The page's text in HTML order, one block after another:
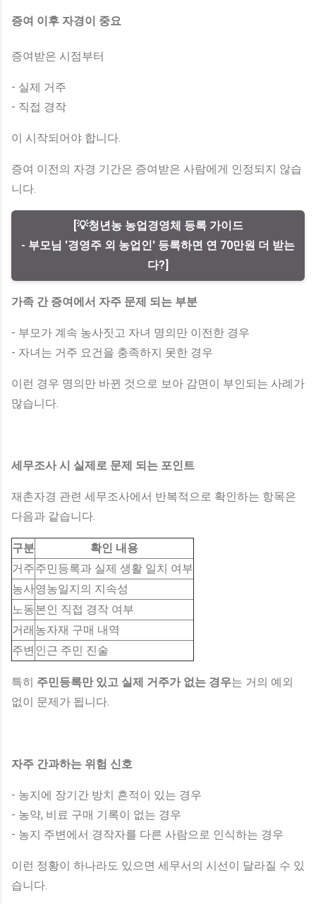
증여 이후 자경이 중요
증여받은 시점부터
- 실제 거주
- 직접 경작
이 시작되어야 합니다.
증여 이전의 자경 기간은 증여받은 사람에게 인정되지 않습
니다.
[💡청년농 농업경영체 등록 가이드
- 부모님 '경영주 외 농업인' 등록하면 연 70만원 더 받는
다?]
가족 간 증여에서 자주 문제 되는 부분
- 부모가 계속 농사짓고 자녀 명의만 이전한 경우
- 자녀는 거주 요건을 충족하지 못한 경우
이런 경우 명의만 바뀐 것으로 보아 감면이 부인되는 사례가
많습니다.
세무조사 시 실제로 문제 되는 포인트
재촌자경 관련 세무조사에서 반복적으로 확인하는 항목은
다음과 같습니다.
구분
확인 내용
거주주민등록과 실제 생활 일치 여부
농사영농일지의 지속성
노동본인 직접 경작 여부
거래 농자재 구매 내역
주변 인근 주민 진술
특히 주민등록만 있고 실제 거주가 없는 경우는 거의 예외
없이 문제가 됩니다.
자주 간과하는 위험 신호
- 농지에 장기간 방치 흔적이 있는 경우
- 농약, 비료 구매 기록이 없는 경우
- 농지 주변에서 경작자를 다른 사람으로 인식하는 경우
이런 정황이 하나라도 있으면 세무서의 시선이 달라질 수 있
습니다.